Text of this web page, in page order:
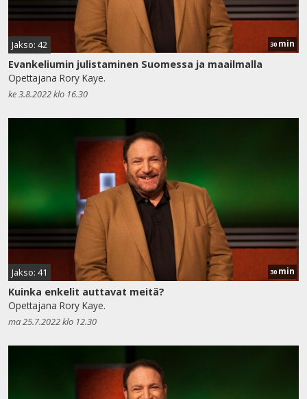
Jakso: 42 30 min
Evankeliumin julistaminen Suomessa ja maailmalla
Opettajana Rory Kaye.
ke 3.8.2022 klo 16.30
Jakso: 41 30 min
Kuinka enkelit auttavat meitä?
Opettajana Rory Kaye.
ma 25.7.2022 klo 12.30